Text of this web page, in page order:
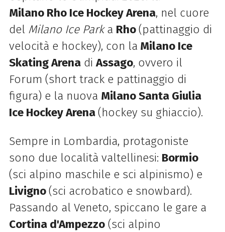
Milano Rho Ice Hockey Arena, nel cuore
del Milano Ice Parka Rho(pattinaggio di
velocità e hockey), con la Milano Ice
Skating ArenadiAssago, ovvero il
Forum (short track e pattinaggio di
figura) e la nuova Milano Santa Giulia
Ice Hockey Arena(hockey su ghiaccio).
Sempre in Lombardia, protagoniste
sono due località valtellinesi: Bormio
(sci alpino maschile e sci alpinismo) e
Livigno(sci acrobatico e snowbard).
Passando al Veneto, spiccano le gare a
Cortina d'Ampezzo(sci alpino